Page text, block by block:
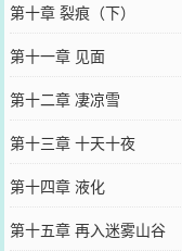
第十章 裂痕（下）
第十一章 见面
第十二章 凄凉雪
第十三章 十天十夜
第十四章 液化
第十五章 再入迷雾山谷